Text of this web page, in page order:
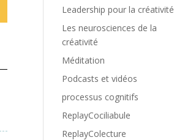
Leadership pour la créativité
Les neurosciences de la
créativité
Méditation
Podcasts et vidéos
processus cognitifs
ReplayCociliabule
ReplayColecture